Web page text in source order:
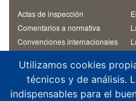
Actas de inspección
Comentarios a normativa
Convenciones internacionales
Normativa
Revista Alfa
Contacto
Utilizamos cookies
técnicos y de análisis.
indispensables para el